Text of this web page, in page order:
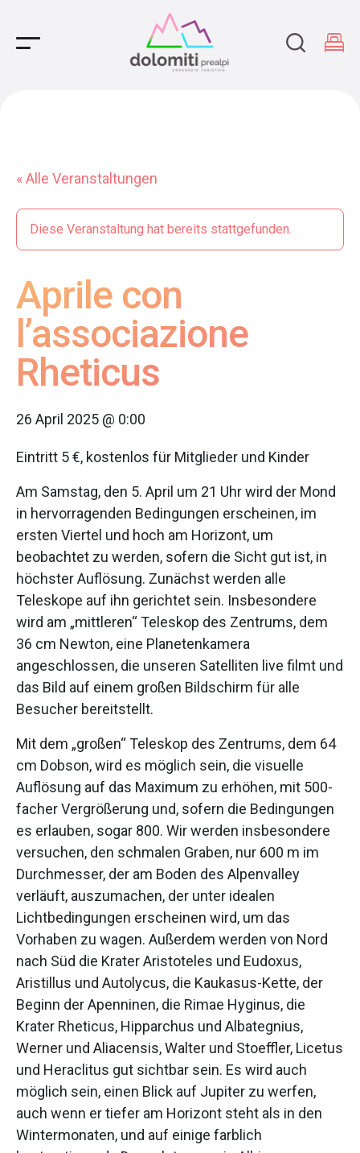
Main Navigation
« Alle Veranstaltungen
Diese Veranstaltung hat bereits stattgefunden.
Aprile con
l’associazione
Rheticus
26 April 2025 @ 0:00
Eintritt 5 €, kostenlos für Mitglieder und Kinder
Am Samstag, den 5. April um 21 Uhr wird der Mond
in hervorragenden Bedingungen erscheinen, im
ersten Viertel und hoch am Horizont, um
beobachtet zu werden, sofern die Sicht gut ist, in
höchster Auflösung. Zunächst werden alle
Teleskope auf ihn gerichtet sein. Insbesondere
wird am „mittleren“ Teleskop des Zentrums, dem
36 cm Newton, eine Planetenkamera
angeschlossen, die unseren Satelliten live filmt und
das Bild auf einem großen Bildschirm für alle
Besucher bereitstellt.
Mit dem „großen“ Teleskop des Zentrums, dem 64
cm Dobson, wird es möglich sein, die visuelle
Auflösung auf das Maximum zu erhöhen, mit 500-
facher Vergrößerung und, sofern die Bedingungen
es erlauben, sogar 800. Wir werden insbesondere
versuchen, den schmalen Graben, nur 600 m im
Durchmesser, der am Boden des Alpenvalley
verläuft, auszumachen, der unter idealen
Lichtbedingungen erscheinen wird, um das
Vorhaben zu wagen. Außerdem werden von Nord
nach Süd die Krater Aristoteles und Eudoxus,
Aristillus und Autolycus, die Kaukasus-Kette, der
Beginn der Apenninen, die Rimae Hyginus, die
Krater Rheticus, Hipparchus und Albategnius,
Werner und Aliacensis, Walter und Stoeffler, Licetus
und Heraclitus gut sichtbar sein. Es wird auch
möglich sein, einen Blick auf Jupiter zu werfen,
auch wenn er tiefer am Horizont steht als in den
Wintermonaten, und auf einige farblich